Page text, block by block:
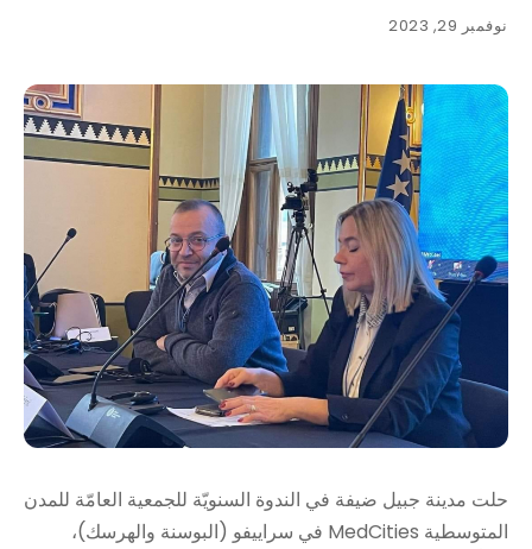
نوفمبر 29, 2023
حلت مدينة جبيل ضيفة في الندوة السنويّة للجمعية العامّة للمدن
المتوسطية MedCities في سراييفو (البوسنة والهرسك)،